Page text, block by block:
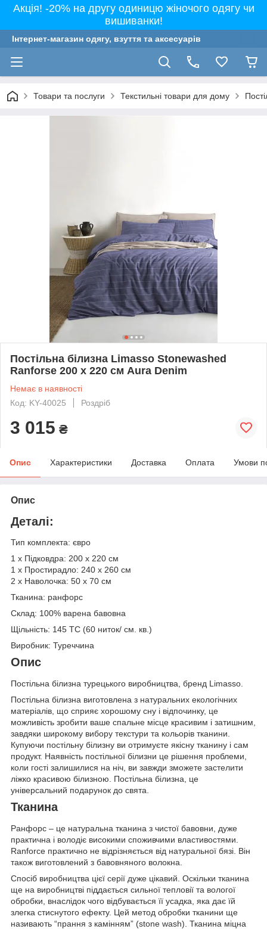
Акція! -20% на другу одиницю жіночого одягу чи
вишиванки!
Інтернет-магазин одягу, взуття та аксесуарів
Товари та послуги Текстильні товари для дому
Постільна білизна Limasso Stonewashed
Ranforse 200 х 220 см Aura Denim
Немає в наявності
Код: KY-40025
Роздріб
3 015 ₴
Опис Характеристики Доставка Оплата Умови
Опис
Деталі:
Тип комплекта: євро
1 х Підковдра: 200 х 220 см
1 х Простирадло: 240 х 260 см
2 х Наволочка: 50 х 70 см
Тканина: ранфорс
Склад: 100% варена бавовна
Щільність: 145 TC (60 ниток/ см. кв.)
Виробник: Туреччина
Опис
Постільна білизна турецького виробництва, бренд Limasso.
Постільна білизна виготовлена з натуральних екологічних
матеріалів, що сприяє хорошому сну і відпочинку, це
можливість зробити ваше спальне місце красивим і затишним,
завдяки широкому вибору текстури та кольорів тканини.
Купуючи постільну білизну ви отримуєте якісну тканину і сам
продукт. Наявність постільної білизни це рішення проблеми,
коли гості залишилися на ніч, ви завжди зможете застелити
ліжко красивою білизною. Постільна білизна, це
універсальний подарунок до свята.
Тканина
Ранфорс – це натуральна тканина з чистої бавовни, дуже
практична і володіє високими споживчими властивостями.
Ranforce практично не відрізняється від натуральної бязі. Він
також виготовлений з бавовняного волокна.
Спосіб виробництва цієї серії дуже цікавий. Оскільки тканина
ще на виробництві піддається сильної тепловії та вологої
обробки, внаслідок чого відбувається її усадка, яка дає їй
злегка стиснутого ефекту. Цей метод обробки тканини ще
називають “прання з камінням” (stone wash). Тканина міцна